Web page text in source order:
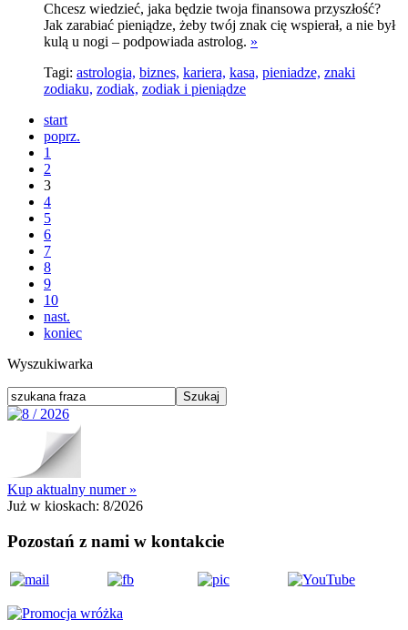
Chcesz wiedzieć, jaka będzie twoja finansowa przyszłość?
Jak zarabiać pieniądze, żeby twój znak cię wspierał, a nie był
kulą u nogi – podpowiada astrolog. »
Tagi: astrologia, biznes, kariera, kasa, pieniadze, znaki
zodiaku, zodiak, zodiak i pieniądze
start
poprz.
1
2
3
4
5
6
7
8
9
10
nast.
koniec
Wyszukiwarka
Kup aktualny numer »
Już w kioskach: 8/2026
Pozostań z nami w kontakcie